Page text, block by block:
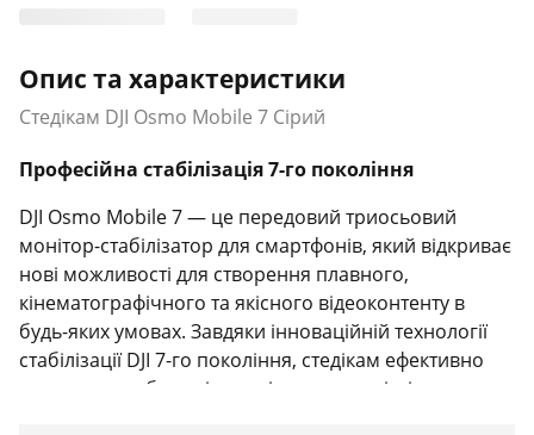
Опис та характеристики
Стедікам DJI Osmo Mobile 7 Сірий
Професійна стабілізація 7-го покоління
DJI Osmo Mobile 7 — це передовий триосьовий
монітор-стабілізатор для смартфонів, який відкриває
нові можливості для створення плавного,
кінематографічного та якісного відеоконтенту в
будь-яких умовах. Завдяки інноваційній технології
стабілізації DJI 7-го покоління, стедікам ефективно
компенсує небажані тремтіння рук та різкі рухи